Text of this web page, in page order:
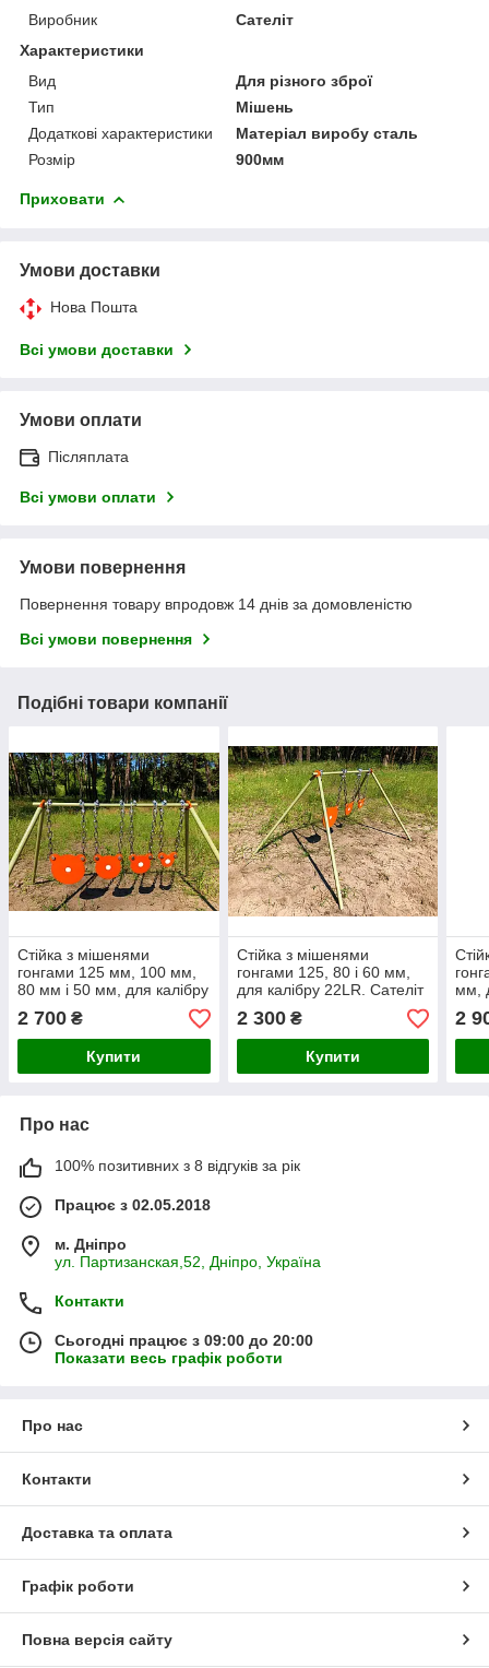
Виробник
Сателіт
Характеристики
Вид
Для різного зброї
Тип
Мішень
Додаткові характеристики
Матеріал виробу сталь
Розмір
900мм
Приховати
Умови доставки
Нова Пошта
Всі умови доставки
Умови оплати
Післяплата
Всі умови оплати
Умови повернення
Повернення товару впродовж 14 днів за домовленістю
Всі умови повернення
Подібні товари компанії
Стійка з мішенями
гонгами 125 мм, 100 мм,
80 мм і 50 мм, для калібру
22LR. Сателіт (723)
2 700 ₴
Купити
Стійка з мішенями
гонгами 125, 80 і 60 мм,
для калібру 22LR. Сателіт
(718)
2 300₴
Купити
мм,
2
Про нас
100% позитивних з 8 відгуків за рік
Працює з 02.05.2018
м. Дніпро
ул. Партизанская,52, Дніпро, Україна
Контакти
Сьогодні працює з 09:00 до 20:00
Показати весь графік роботи
Про нас
Контакти
Доставка та оплата
Графік роботи
Повна версія сайту